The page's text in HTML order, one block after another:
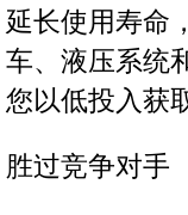
延长使用寿命
车、液压系统
您以低投入获
胜过竞争对手